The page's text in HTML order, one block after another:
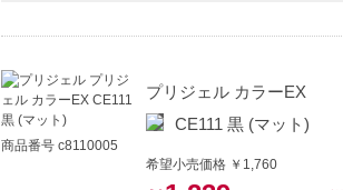
商品番号 c8110005
プリジェル カラーEX
CE111 黒 (マット)
希望小売価格 ￥1,760